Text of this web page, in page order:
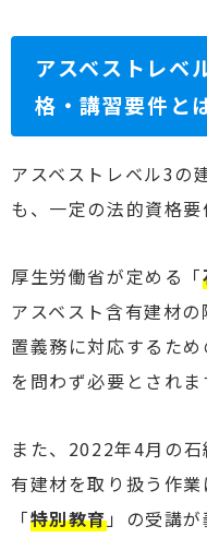
アスベストレベ
格・講習要件と
アスベストレベル3の
も、一定の法的資格要
厚生労働省が定める「
アスベスト含有建材
置義務に対応するた
を問わず必要とされま
また、2022年4月の
有建材を取り扱う作
「特別教育」の受講